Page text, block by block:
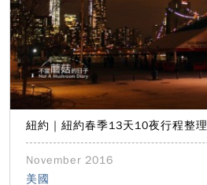
紐約｜紐約春季13天10夜行程整理
November 2016
美國